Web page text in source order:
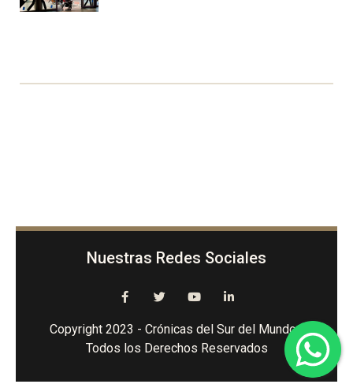
Nuestras Redes Sociales
Copyright 2023 - Crónicas del Sur del Mundo -
Todos los Derechos Reservados